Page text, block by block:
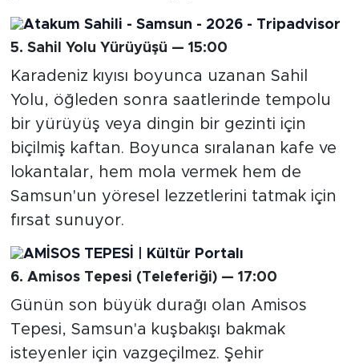
5. Sahil Yolu Yürüyüşü — 15:00
Karadeniz kıyısı boyunca uzanan Sahil
Yolu, öğleden sonra saatlerinde tempolu
bir yürüyüş veya dingin bir gezinti için
biçilmiş kaftan. Boyunca sıralanan kafe ve
lokantalar, hem mola vermek hem de
Samsun'un yöresel lezzetlerini tatmak için
fırsat sunuyor.
6. Amisos Tepesi (Teleferiği) — 17:00
Günün son büyük durağı olan Amisos
Tepesi, Samsun'a kuşbakışı bakmak
isteyenler için vazgeçilmez. Şehir